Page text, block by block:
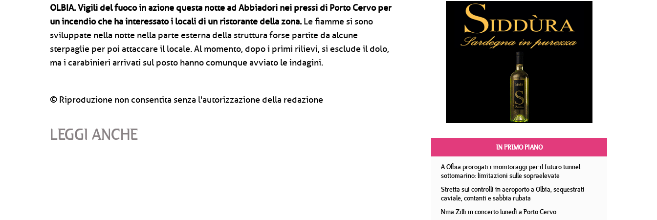
OLBIA.Vigili del fuoco in azione questa notte ad Abbiadori nei pressi di Porto Cervo per
un incendio che ha interessato i locali di un ristorante della zona. Le fiamme si sono
sviluppate nella notte nella parte esterna della struttura forse partite da alcune
sterpaglie per poi attaccare il locale. Al momento, dopo i primi rilievi, si esclude il dolo,
ma i carabinieri arrivati sul posto hanno comunque avviato le indagini.
© Riproduzione non consentita senza l'autorizzazione della redazione
LEGGI ANCHE
IN PRIMO PIANO
A Olbia prorogati i monitoraggi per il futuro tunnel
sottomarino: limitazioni sulle sopraelevate
Stretta sui controlli in aeroporto a Olbia, sequestrati
caviale, contanti e sabbia rubata
Nina Zilli in concerto lunedì a Porto Cervo